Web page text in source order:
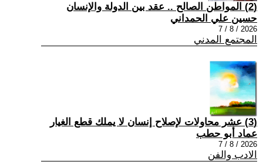
(2) المواطن الصالح .. عقد بين الدولة والإنسان
حسين علي الحمداني
2026 / 8 / 7
المجتمع المدني
(3) عشر محاولات لإصلاح إنسان لا يملك قطع الغيار
عماد أبو حطب
2026 / 8 / 7
الادب والفن